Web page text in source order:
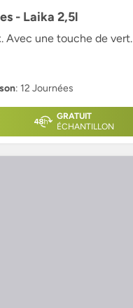
- Laika 2,5l
Avec une touche de vert.
: 12 Journées
GRATUIT
ÉCHANTILLON